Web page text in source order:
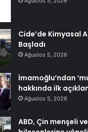
Cide’de Kimyasal
Başladı
Ağustos 5, 2026
İmamoğlu’ndan
hakkında ilk
Ağustos 5, 2026
ABD, Çin menşeli